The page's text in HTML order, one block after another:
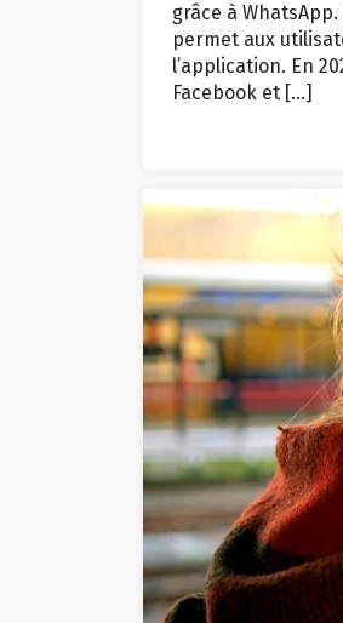
grâce à
permet aux
l’application. En
Facebook et […]